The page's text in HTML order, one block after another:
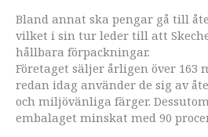
Bland annat ska pengar gå till
vilket i sin tur leder till att
hållbara förpackningar.
Företaget säljer årligen över 163
redan idag använder de sig av
och miljövänliga färger.
embalaget minskat med 90